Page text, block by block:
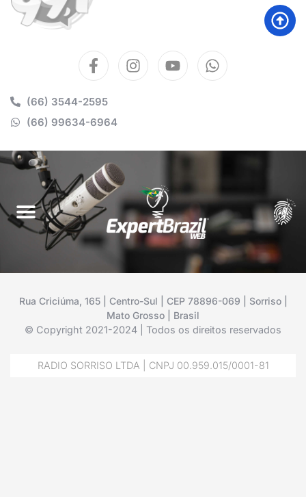
(66) 3544-2595
(66) 99634-6964
Rua Criciúma, 165 | Centro-Sul | CEP 78896-069 | Sorriso |
Mato Grosso | Brasil
© Copyright 2021-2024 | Todos os direitos reservados
RADIO SORRISO LTDA | CNPJ 00.959.015/0001-81